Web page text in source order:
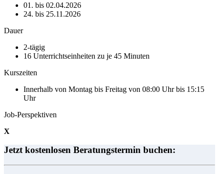
01. bis 02.04.2026
24. bis 25.11.2026
Dauer
2-tägig
16 Unterrichtseinheiten zu je 45 Minuten
Kurszeiten
Innerhalb von Montag bis Freitag von 08:00 Uhr bis 15:15
Uhr
Job-Perspektiven
X
Jetzt kostenlosen Beratungstermin buchen: